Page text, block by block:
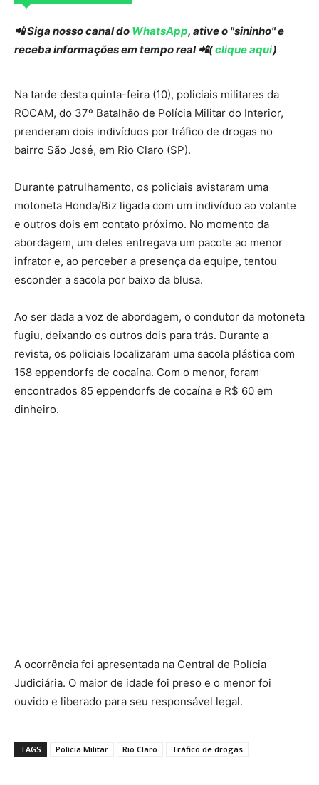
📲 Siga nosso canal do WhatsApp, ative o "sininho" e
receba informações em tempo real 📲(clique aqui)
Na tarde desta quinta-feira (10), policiais militares da
ROCAM, do 37º Batalhão de Polícia Militar do Interior,
prenderam dois indivíduos por tráfico de drogas no
bairro São José, em Rio Claro (SP).
Durante patrulhamento, os policiais avistaram uma
motoneta Honda/Biz ligada com um indivíduo ao volante
e outros dois em contato próximo. No momento da
abordagem, um deles entregava um pacote ao menor
infrator e, ao perceber a presença da equipe, tentou
esconder a sacola por baixo da blusa.
Ao ser dada a voz de abordagem, o condutor da motoneta
fugiu, deixando os outros dois para trás. Durante a
revista, os policiais localizaram uma sacola plástica com
158 eppendorfs de cocaína. Com o menor, foram
encontrados 85 eppendorfs de cocaína e R$ 60 em
dinheiro.
A ocorrência foi apresentada na Central de Polícia
Judiciária. O maior de idade foi preso e o menor foi
ouvido e liberado para seu responsável legal.
TAGS Polícia Militar Rio Claro Tráfico de drogas